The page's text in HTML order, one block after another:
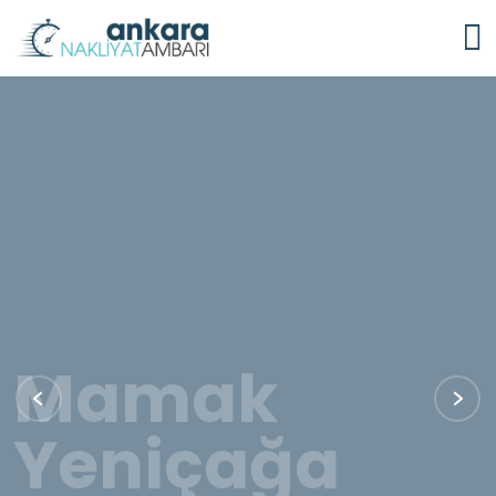
Ambarı
Mamak Yeniçağa Nakliyat Ambarı olarak, güvenilir ve hızlı